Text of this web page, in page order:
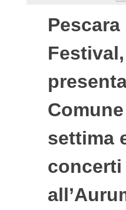
Festival,
settima